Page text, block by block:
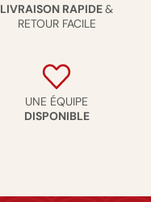
LIVRAISON RAPIDE&
RETOUR FACILE
UNE ÉQUIPE
DISPONIBLE